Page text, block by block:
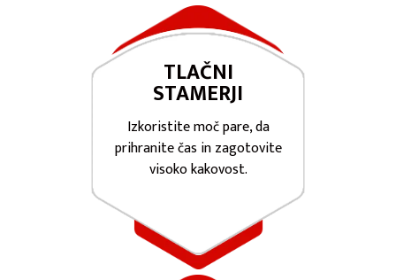
TLAČNI
STAMERJI
Izkoristite moč pare, da
prihranite čas in zagotovite
visoko kakovost.